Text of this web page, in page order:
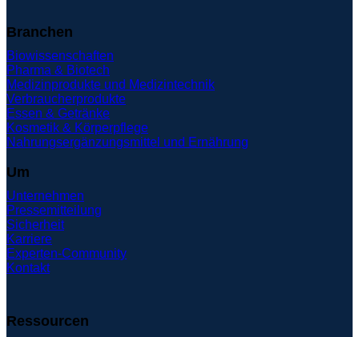
Branchen
Biowissenschaften
Pharma & Biotech
Medizinprodukte und Medizintechnik
Verbraucherprodukte
Essen & Getränke
Kosmetik & Körperpflege
Nahrungsergänzungsmittel und Ernährung
Um
Unternehmen
Pressemitteilung
Sicherheit
Karriere
Experten-Community
Kontakt
Ressourcen